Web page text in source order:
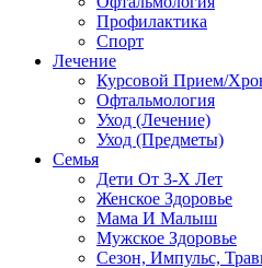
Профилактика
Спорт
Лечение
Курсовой Прием/
Офтальмология
Уход (Лечение)
Уход (Предметы)
Семья
Дети От 3-Х Лет
Женское Здоровье
Мама И Малыш
Мужское Здоровье
Сезон, Импульс,